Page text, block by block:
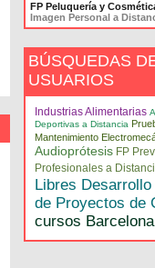
FP Peluquería y
Imagen Personal a
BÚSQUEDAS
USUARIOS
Industrias Alimentarias
Deportivas a Distancia
Mantenimiento
Audioprótesis FP
Profesionales a
Libres
de Proyectos de
cursos Barcelona